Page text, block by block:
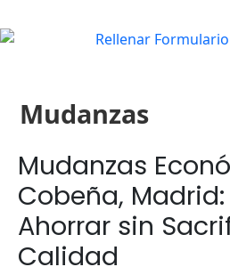
Mudanzas
Mudanzas
Cobeña,
Ahorrar sin
Calidad